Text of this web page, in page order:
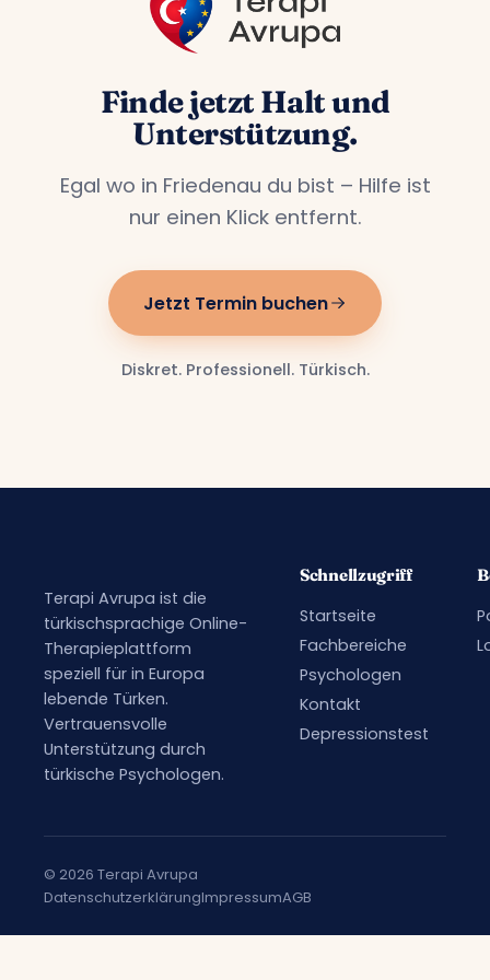
Finde jetzt Halt und
Unterstützung.
Egal wo in Friedenau du bist – Hilfe ist
nur einen Klick entfernt.
Jetzt Termin buchen
Diskret. Professionell. Türkisch.
Terapi Avrupa ist die
türkischsprachige Online-
Therapieplattform
speziell für in Europa
lebende Türken.
Vertrauensvolle
Unterstützung durch
türkische Psychologen.
Schnellzugriff
Startseite
Fachbereiche
Psychologen
Kontakt
Depressionstest
© 2026 Terapi Avrupa
DatenschutzerklärungImpressumAGB